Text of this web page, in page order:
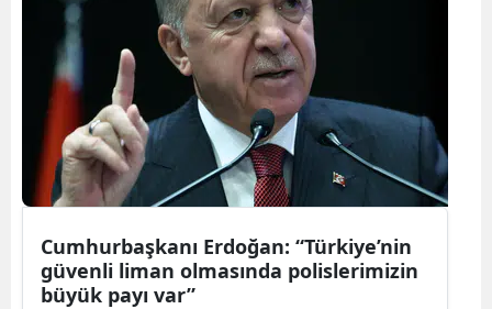
Cumhurbaşkanı Erdoğan: “Türkiye’nin
güvenli liman olmasında polislerimizin
büyük payı var”